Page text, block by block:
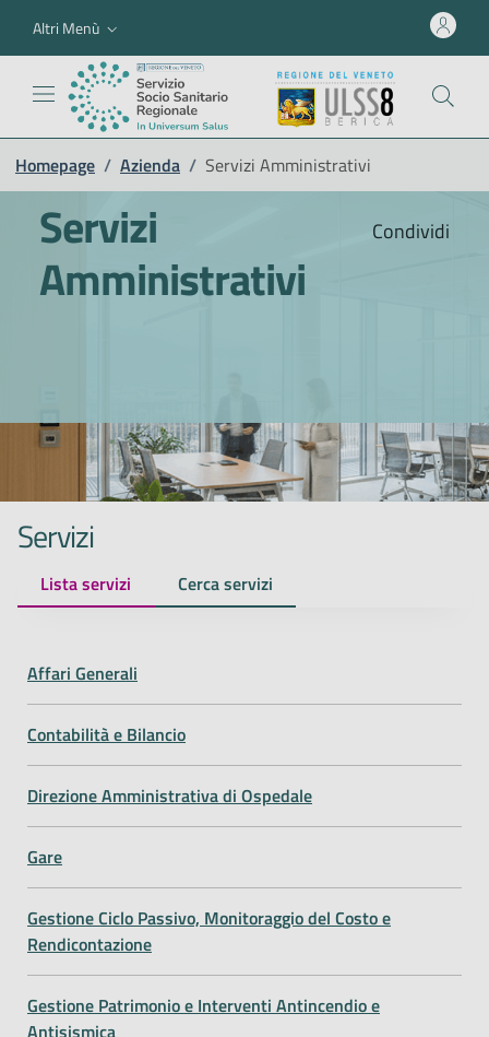
Altri Menù
Homepage / Azienda / Servizi Amministrativi
Condividi
Servizi
Amministrativi
Servizi
Lista servizi Cerca servizi
Affari Generali
Contabilità e Bilancio
Direzione Amministrativa di Ospedale
Gare
Gestione Ciclo Passivo, Monitoraggio del Costo e
Rendicontazione
Gestione Patrimonio e Interventi Antincendio e